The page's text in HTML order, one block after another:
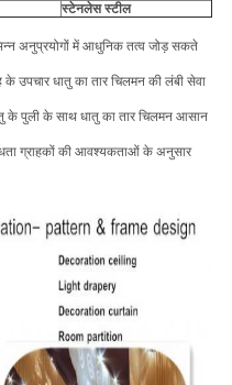
स्टेनलेस स्टील
अनुप्रयोगों में आधुनिक तत्व जोड़ सकते
उपचार धातु का तार चिलमन की लंबी सेवा
के पुली के साथ धातु का तार चिलमन आसान
ग्राहकों की आवश्यकताओं के अनुसार